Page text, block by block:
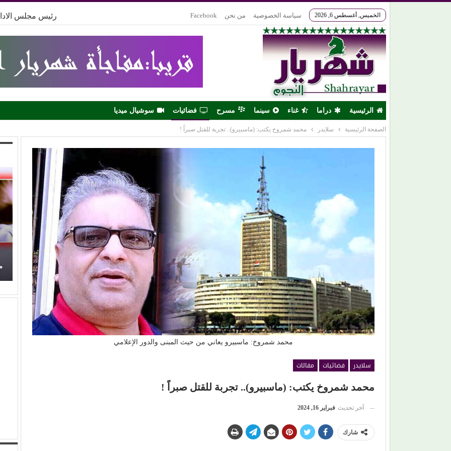
الخميس, أغسطس 6, 2026 سياسة الخصوصية من نحن Facebook رئيس مجلس
الرئيسية دراما غناء سينما مسرح فضائيات سوشيال ميديا
الصفحة الرئيسية سلايدر محمد شمروخ يكتب: (ماسبيرو).. تجربة للقتل صبراً !
محمد شمروخ: ماسبيرو يعاني من حيث المبنى والدور الإعلامي
سلايدر فضائيات
مقالات
محمد شمروخ يكتب: (ماسبيرو).. تجربة للقتل صبراً !
آخر تحديث فبراير 16, 2024
شارك
برتقان (الأبنودي) وفراولة مصطفى حدوتة!
محمود عطية يكتب: سوق (الترند) واللحم الرخيص!